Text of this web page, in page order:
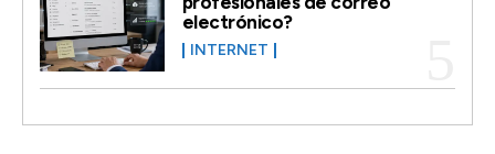
electrónico?
INTERNET